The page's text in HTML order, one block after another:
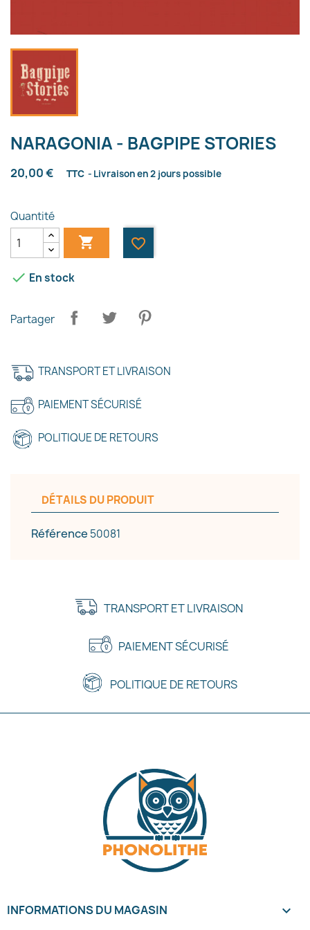
NARAGONIA - BAGPIPE STORIES
20,00 € TTC Livraison en 2 jours possible
Quantité
 favorite_border
 En stock
Partager
TRANSPORT ET LIVRAISON
PAIEMENT SÉCURISÉ
POLITIQUE DE RETOURS
DÉTAILS DU PRODUIT
Référence 50081
Créer une liste d'envies
TRANSPORT ET LIVRAISON
PAIEMENT SÉCURISÉ
POLITIQUE DE RETOURS
INFORMATIONS DU MAGASIN keyboard_arrow_down